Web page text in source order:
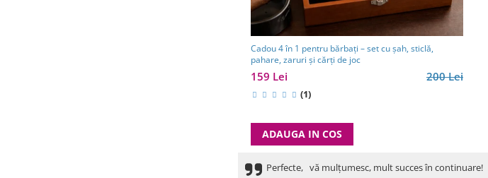
Cadou 4 în 1 pentru bărbați – set cu șah, sticlă,
pahare, zaruri și cărți de joc
200 Lei
159 Lei
(1)
ADAUGA IN COS
Perfecte, vă mulțumesc, mult succes în continuare!